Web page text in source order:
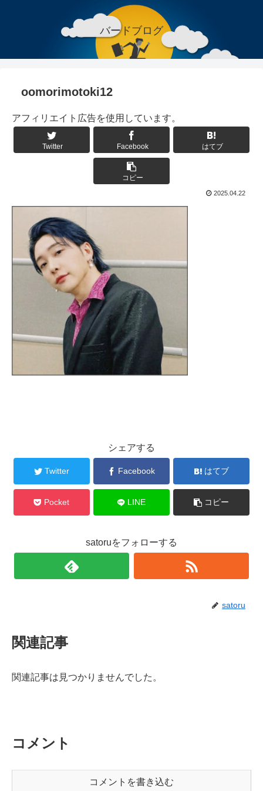
バードブログ
oomorimotoki12
アフィリエイト広告を使用しています。
Twitter Facebook はてブ
コピー
2025.04.22
シェアする
Twitter Facebook はてブ
Pocket LINE コピー
satoruをフォローする
satoru
関連記事
関連記事は見つかりませんでした。
コメント
コメントを書き込む